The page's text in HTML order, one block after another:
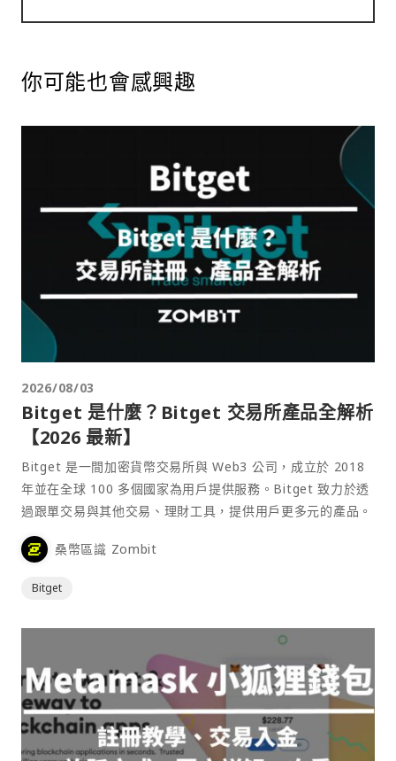
你可能也會感興趣
2026/08/03
Bitget 是什麼？Bitget 交易所產品全解析
【2026 最新】
Bitget 是一間加密貨幣交易所與 Web3 公司，成立於 2018
年並在全球 100 多個國家為用戶提供服務。Bitget 致力於透
過跟單交易與其他交易、理財工具，提供用戶更多元的產品。
桑幣區識 Zombit
Bitget